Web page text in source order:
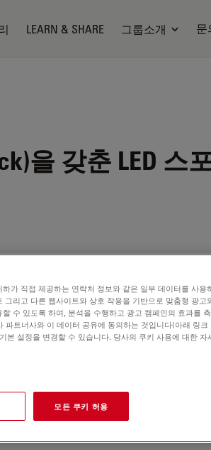
LEARN & SHARE 그룹소개 문
을 갖춘 LED 스
brochure CN
가 직접 제공하는 연락처 정보와 같은 일부 데이터를 사용
리고 다른 웹사이트와 상호 작용을 기반으로 맞춤형 광고
수 있도록 하여, 분석을 수행하고 광고 캠페인의 효과를
트너사와 이 데이터 공유에 동의하는 것입니다(아래 링크
본 설정을 변경할 수 있습니다. 당사의 쿠키 사용에 대한 자
모든 쿠키 허용